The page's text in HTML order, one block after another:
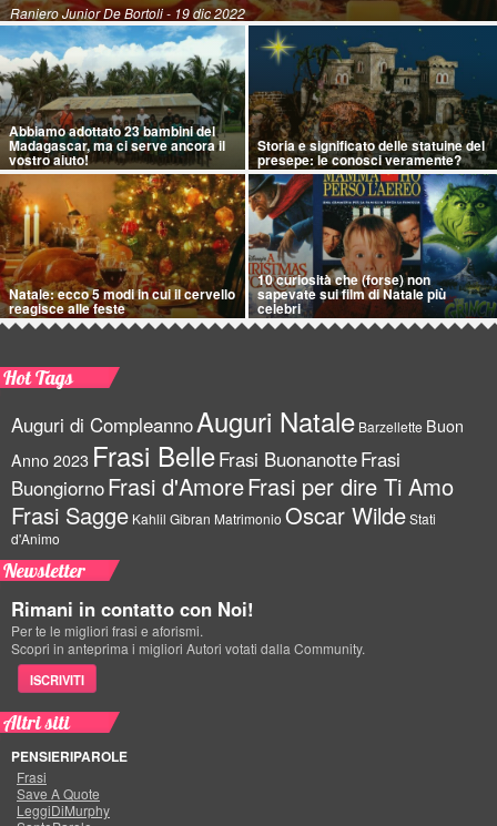
Raniero Junior De Bortoli- 19 dic 2022
Abbiamo adottato 23 bambini del
Madagascar, ma ci serve ancora il
vostro aiuto!
Storia e significato delle statuine del
presepe: le conosci veramente?
Natale: ecco 5 modi in cui il cervello
reagisce alle feste
10 curiosità che (forse) non
sapevate sui film di Natale più
celebri
Hot Tags
Auguri di CompleannoAuguri Natale Barzellette Buon
Anno 2023 Frasi BelleFrasi BuonanotteFrasi
BuongiornoFrasi d'AmoreFrasi per dire Ti Amo
Frasi Sagge Kahlil Gibran Matrimonio Oscar WildeStati
d'Animo
Newsletter
Rimani in contatto con Noi!
Per te le migliori frasi e aforismi.
Scopri in anteprima i migliori Autori votati dalla Community.
ISCRIVITI
Altri siti
PENSIERIPAROLE
Frasi
Save A Quote
LeggiDiMurphy